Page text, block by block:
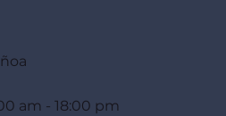
am - 18:00 pm